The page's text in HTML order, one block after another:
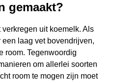
gemaakt?
uit koemelk. Als
laag vet bovendrijven,
room. Tegenwoordig
om allerlei soorten
room te mogen zijn moet